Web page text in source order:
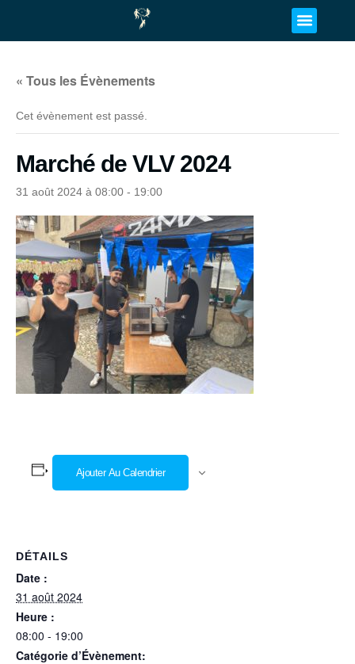
« Tous les Évènements
Cet évènement est passé.
Marché de VLV 2024
31 août 2024 à 08:00 - 19:00
Ajouter Au Calendrier
DÉTAILS
Date :
31 août 2024
Heure :
08:00 - 19:00
Catégorie d’Évènement: